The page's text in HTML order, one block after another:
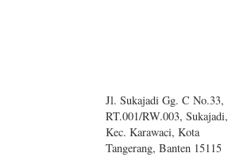
Jl. Sukajadi Gg. C No.33,
RT.001/RW.003, Sukajadi,
Kec. Karawaci, Kota
Tangerang, Banten 15115